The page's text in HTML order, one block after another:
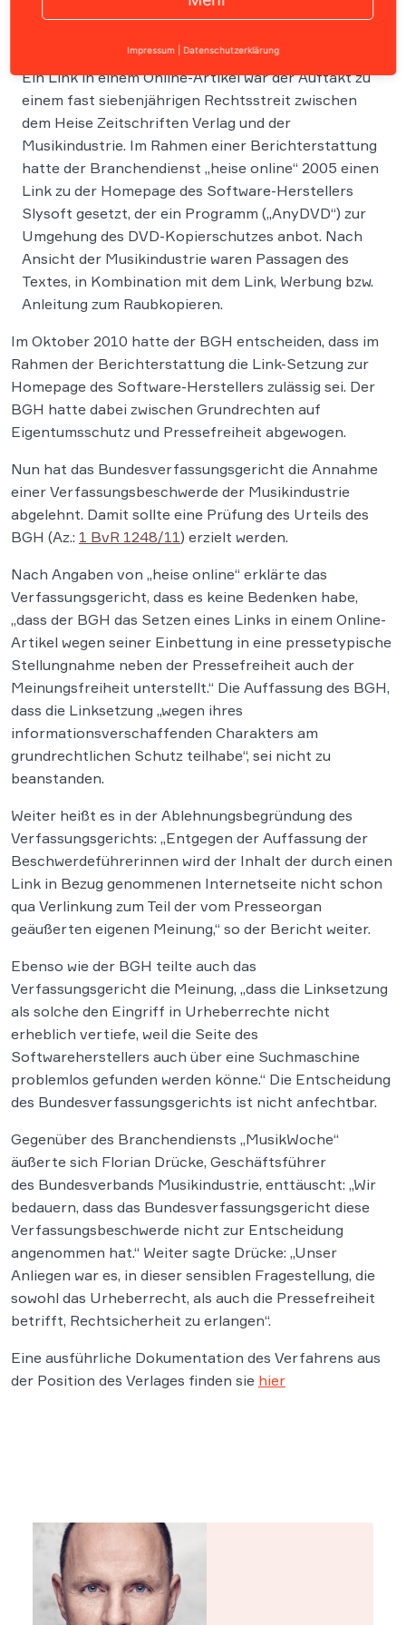
Ein Link in einem Online-Artikel war der Auftakt zu
einem fast siebenjährigen Rechtsstreit zwischen
dem Heise Zeitschriften Verlag und der
Musikindustrie. Im Rahmen einer Berichterstattung
hatte der Branchendienst „heise online“ 2005 einen
Link zu der Homepage des Software-Herstellers
Slysoft gesetzt, der ein Programm („AnyDVD“) zur
Umgehung des DVD-Kopierschutzes anbot. Nach
Ansicht der Musikindustrie waren Passagen des
Textes, in Kombination mit dem Link, Werbung bzw.
Anleitung zum Raubkopieren.
Im Oktober 2010 hatte der BGH entscheiden, dass im
Rahmen der Berichterstattung die Link-Setzung zur
Homepage des Software-Herstellers zulässig sei. Der
BGH hatte dabei zwischen Grundrechten auf
Eigentumsschutz und Pressefreiheit abgewogen.
Nun hat das Bundesverfassungsgericht die Annahme
einer Verfassungsbeschwerde der Musikindustrie
abgelehnt. Damit sollte eine Prüfung des Urteils des
BGH (Az.: 1 BvR 1248/11) erzielt werden.
Nach Angaben von „heise online“ erklärte das
Verfassungsgericht, dass es keine Bedenken habe,
„dass der BGH das Setzen eines Links in einem Online-
Artikel wegen seiner Einbettung in eine pressetypische
Stellungnahme neben der Pressefreiheit auch der
Meinungsfreiheit unterstellt.“ Die Auffassung des BGH,
dass die Linksetzung „wegen ihres
informationsverschaffenden Charakters am
grundrechtlichen Schutz teilhabe“, sei nicht zu
beanstanden.
Weiter heißt es in der Ablehnungsbegründung des
Verfassungsgerichts: „Entgegen der Auffassung der
Beschwerdeführerinnen wird der Inhalt der durch einen
Link in Bezug genommenen Internetseite nicht schon
qua Verlinkung zum Teil der vom Presseorgan
geäußerten eigenen Meinung,“ so der Bericht weiter.
Ebenso wie der BGH teilte auch das
Verfassungsgericht die Meinung, „dass die Linksetzung
als solche den Eingriff in Urheberrechte nicht
erheblich vertiefe, weil die Seite des
Softwareherstellers auch über eine Suchmaschine
problemlos gefunden werden könne.“ Die Entscheidung
des Bundesverfassungsgerichts ist nicht anfechtbar.
Gegenüber des Branchendiensts „MusikWoche“
äußerte sich Florian Drücke, Geschäftsführer
des Bundesverbands Musikindustrie, enttäuscht: „Wir
bedauern, dass das Bundesverfassungsgericht diese
Verfassungsbeschwerde nicht zur Entscheidung
angenommen hat.“ Weiter sagte Drücke: „Unser
Anliegen war es, in dieser sensiblen Fragestellung, die
sowohl das Urheberrecht, als auch die Pressefreiheit
betrifft, Rechtsicherheit zu erlangen“.
Eine ausführliche Dokumentation des Verfahrens aus
der Position des Verlages finden sie hier
Impressum Datenschutzerklärung